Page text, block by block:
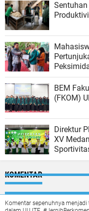
BEM
Direktur
XV
KOMENTAR
Komentar sepenuhnya